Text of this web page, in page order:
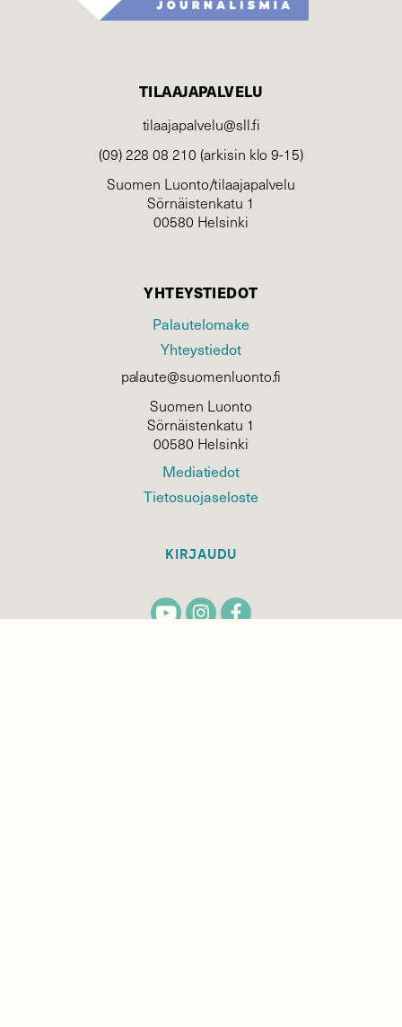
TILAAJAPALVELU
tilaajapalvelu@sll.fi
(09) 228 08 210 (arkisin klo 9-15)
Suomen Luonto/tilaajapalvelu
Sörnäistenkatu 1
00580 Helsinki
YHTEYSTIEDOT
Palautelomake
Yhteystiedot
palaute@suomenluonto.fi
Suomen Luonto
Sörnäistenkatu 1
00580 Helsinki
Mediatiedot
Tietosuojaseloste
KIRJAUDU